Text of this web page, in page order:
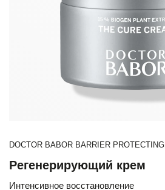
DOCTOR BABOR BARRIER PROTECTING
Регенерирующий крем
Интенсивное восстановление